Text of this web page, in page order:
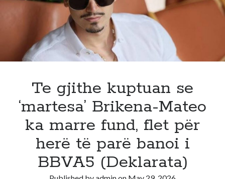
Te gjithe kuptuan se
‘martesa’ Brikena-Mateo
ka marre fund, flet për
herë të parë banoi i
BBVA5 (Deklarata)